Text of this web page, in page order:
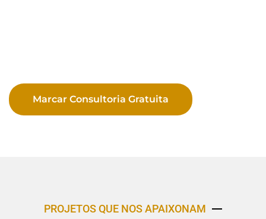
Marcar Consultoria Gratuita
PROJETOS QUE NOS APAIXONAM